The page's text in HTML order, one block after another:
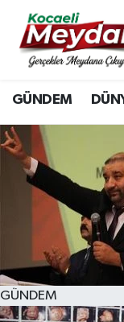
GÜNDEM
GÜNDEM
Nöbetçi
Hava
Trafik
Süper Lig
Tüm
Son Dakika
Haber Arşivi